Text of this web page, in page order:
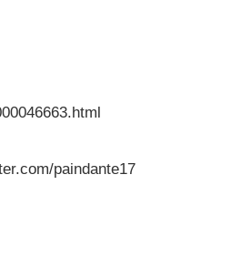
paindante17